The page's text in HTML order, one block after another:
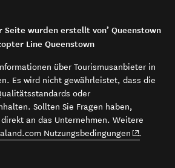
Seite wurden erstellt von’ Queenstown
Line Queenstown
über Tourismusanbieter in
Es wird nicht gewährleistet, dass die
oder
Sollten Sie Fragen haben,
an das Unternehmen. Weitere
Nutzungsbedingungen (opens in
.